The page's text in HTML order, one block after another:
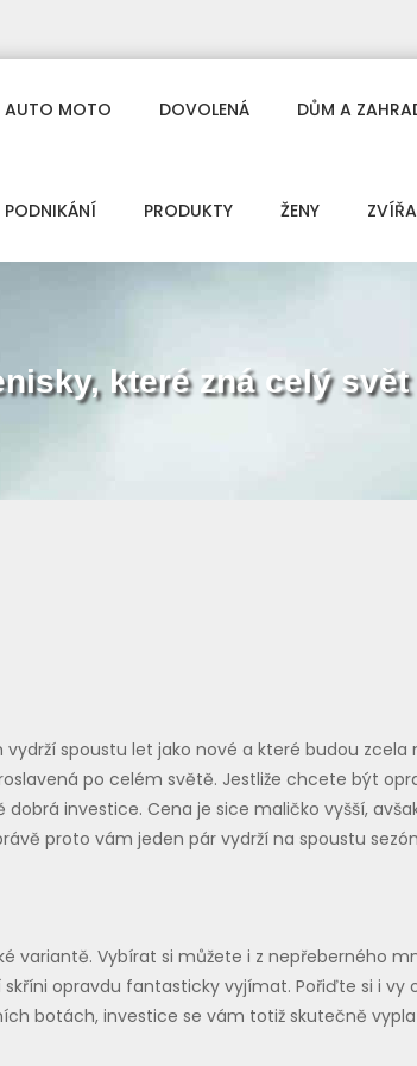
AUTO MOTO DOVOLENÁ DŮM A
PODNIKÁNÍ PRODUKTY ŽENY
které zná celý svět
spoustu let jako nové a které budou
po celém světě. Jestliže chcete být
investice. Cena je sice maličko vyšší,
proto vám jeden pár vydrží na spoustu
variantě. Vybírat si můžete i z nepřeberného
opravdu fantasticky vyjímat. Pořiďte si i vy
botách, investice se vám totiž skutečně